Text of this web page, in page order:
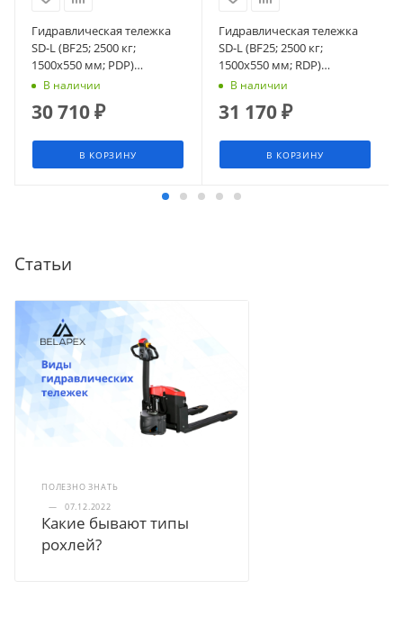
Гидравлическая тележка
SD-L (BF25; 2500 кг;
1500х550 мм; PDP)
СМАРТЛИФТ (SMARTLIFT)
В наличии
30 710₽
В КОРЗИНУ
Гидравлическая тележка
SD-L (BF25; 2500 кг;
1500х550 мм; RDP)
СМАРТЛИФТ (SMARTLIFT)
В наличии
31 170₽
В КОРЗИНУ
Статьи
ПОЛЕЗНО ЗНАТЬ
—
07.12.2022
Какие бывают типы
рохлей?